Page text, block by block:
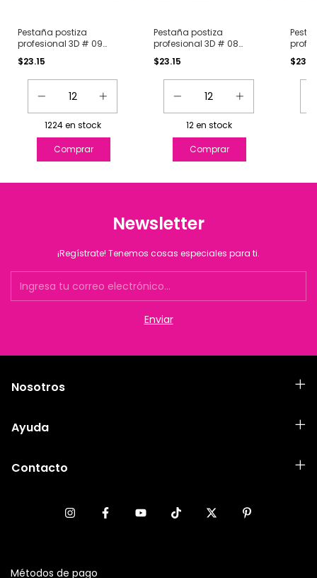
Pestaña postiza
profesional 3D # 09
Stefany
$23.15
1224en stock
Pestaña postiza
profesional 3D # 08
Denise
$23.15
12en stock
12 Fer
$23.15
Newsletter
¡Regístrate! Tenemos cosas especiales para ti.
Nosotros
Ayuda
Contacto
Métodos de pago